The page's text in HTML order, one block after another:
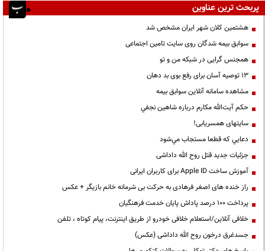
پربحث ترین عناوین
هشتمین کلان شهر ایران مشخص شد
سوابق بیمه شدگان روی سایت تامین اجتماعی
همجنس گرایی در شبکه من و تو
13 توصیه آسان برای رفع بوی بد دهان
مشاهده سامانه آنلاين سوابق بیمه
حكم آيت‌الله مكارم درباره شاهين نجفي
سایتهای همسریابی!
دعايي كه قطعا مستجاب مي‌شود
جزئیات جدید قتل روح الله داداشی
آموزش ساخت Apple ID برای کاربران ایرانی
راز خنده های اصغر فرهادی به حرکت بی شرمانه خانم بازیگر + عکس
پرداخت ۱۰۰ درصد پاداش پایان خدمت فرهنگیان
خلافی آنلاین/استعلام خلافی خودرو از طریق اینترنت، پیام کوتاه ، تلفن
جسدغرق درخون روح الله داداشی (عکس)